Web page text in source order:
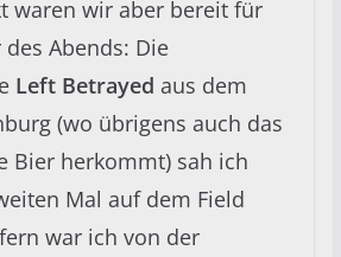
waren wir aber bereit für
Abends: Die
Left Betrayed aus dem
(wo übrigens auch das
Bier herkommt) sah ich
Mal auf dem Field
war ich von der